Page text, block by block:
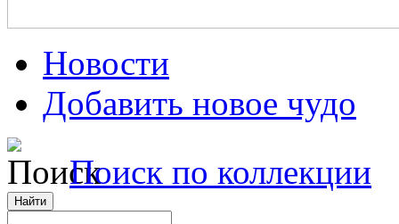
Новости
Добавить новое чудо
Поиск по коллекции